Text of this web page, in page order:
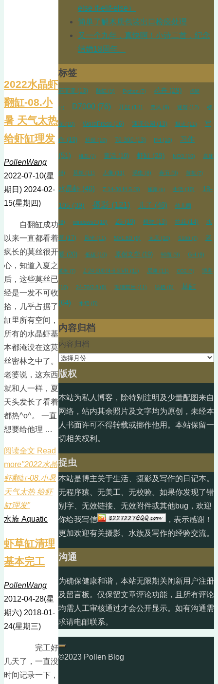
2022水晶虾
翻缸-08.小
暑 天气太热
给虾缸理发
PollenWang
2022-07-10(星
期日) 2024-02-
15(星期四)
自翻缸成功
以来一直都看着
疯长的莫丝很开
心，知道入夏之
后，这些莫丝已
经是一发不可收
拾，几乎占据了
缸里所有空间，
所有的水晶虾基
本都淹没在这莫
丝密林之中了。
老婆说，这东西
就和人一样，夏
天头发长了看着
都热^o^。 一直
想要给他理 …
阅读全文 Read
more"2022水晶
虾翻缸-08.小暑
天气太热 给虾
缸理发"
水族 Aquatic
虾草缸清理
基本完工
PollenWang
2012-04-28(星
期六) 2018-01-
24(星期三)
完工好
几天了，一直没
时间记录一下，
else if-elif-else）
简单了解木质包装出口检疫处理
又一个九年，真快啊！小诗二首，纪念
结婚18周年。
标签
苏菲亚 (13) 翻缸 (9) Python (7) 花卉 (29) 抱卵
(7) D7000 (76) 开缸 (13) 美凤 (9) 迷螯 (12) 樱
花 (10) WordPress (16) 迎泽公园 (13) 极火 (11) 写
作 (19) 环保 (10) 70-300 (13) PH (10) 习作
(51) 桃花 (7) 童话 (19) 虾缸 (29) NO3 (10) 底床
(8) 莫丝 (11) 人像 (11) 涡虫 (8) 春节 (9) 荷花 (7)
水晶虾 (46) Z 14-30 f4 S (9) 搬家 (6) 生活 (10) 18-
105 (39) 摄影 (121) 儿子 (48) 幼儿园
(8) windows7 (10) Z5 (19) 植物 (13) 盆栽 (14) 水
草 (17) 风光 (11) 50/1.8D (9) 太原 (10) S100 (7) 老
婆 (20) 低碳 (10) 原创文学 (19) 90微 (9) GH (9)
黄米 (7) Z 24-200 f4-6.3 VR (11) 尼康 (11) CO2 (7) 博客
(10) 24-70/2.8 (8) 珊瑚莫丝 (11) 绿植 (8)
草缸
(64)
水培 (8)
内容归档
内容归档
版权
本站为私人博客，除特别注明及少量配图来自
网络，站内其余照片及文字均为原创，未经本
人书面许可不得转载或挪作他用。本站保留一
切相关权利。
捉虫
本站是博主关于生活、摄影及写作的日记本。
无程序猿、无美工、无校验。如果你发现了错
别字、无效链接、无效附件或其他bug，欢迎
你给我写信
，表示感谢！
更加欢迎有关摄影、水族及写作的经验交流。
沟通
为确保健康和谐，本站无限期关闭新用户注册
及留言板。仅保留文章评论功能，且所有评论
均需人工审核通过才会公开显示。如有沟通需
求请电邮联系。
©2023 Pollen Blog